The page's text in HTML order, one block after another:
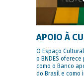
APOIO À
O Espaço
o BNDES
como o Banco
do Brasil e como